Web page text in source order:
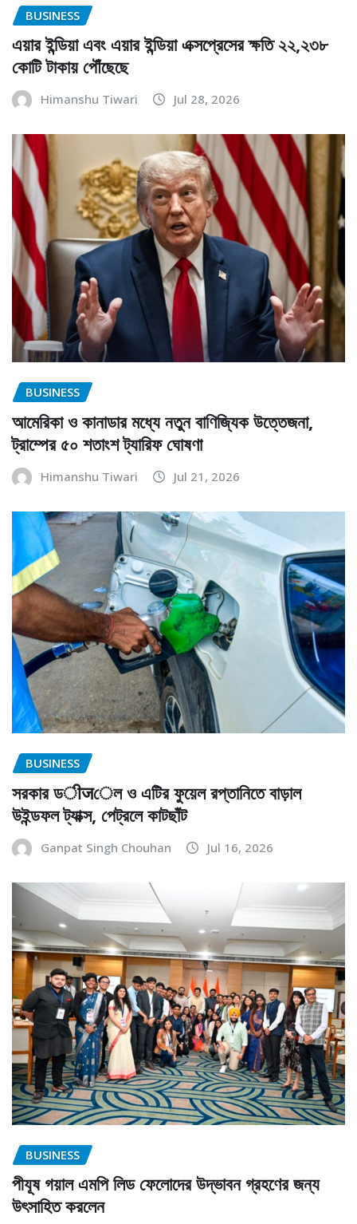
BUSINESS
এয়ার ইন্ডিয়া এবং এয়ার ইন্ডিয়া এক্সপ্রেসের ক্ষতি ২২,২৩৮
কোটি টাকায় পৌঁছেছে
Himanshu Tiwari Jul 28, 2026
BUSINESS
আমেরিকা ও কানাডার মধ্যে নতুন বাণিজ্যিক উত্তেজনা,
ট্রাম্পের ৫০ শতাংশ ট্যারিফ ঘোষণা
Himanshu Tiwari Jul 21, 2026
BUSINESS
সরকার ডीजেল ও এটির ফুয়েল রপ্তানিতে বাড়াল
উইন্ডফল ট্যাক্স, পেট্রলে কাটছাঁট
Ganpat Singh Chouhan Jul 16, 2026
BUSINESS
পীযূষ গয়াল এমপি লিড ফেলোদের উদ্ভাবন গ্রহণের জন্য
উৎসাহিত করলেন